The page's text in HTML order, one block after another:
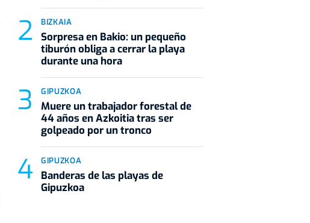
BIZKAIA
Sorpresa en Bakio: un pequeño
tiburón obliga a cerrar la playa
durante una hora
GIPUZKOA
Muere un trabajador forestal de
44 años en Azkoitia tras ser
golpeado por un tronco
GIPUZKOA
Banderas de las playas de
Gipuzkoa